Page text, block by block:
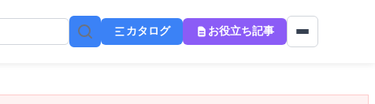
カタログ お役立ち記事